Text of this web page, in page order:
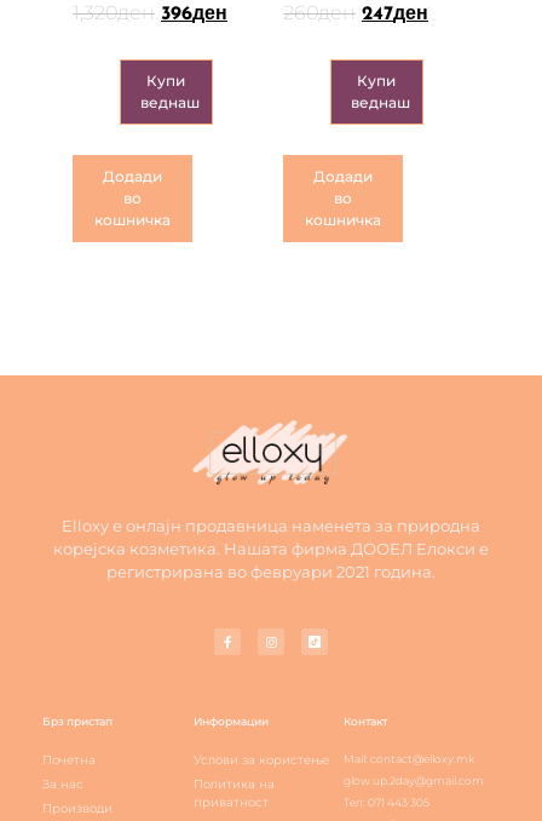
1,320ден 396ден
Купи
веднаш
Додади
во
кошничка
260ден 247ден
Купи
веднаш
Додади
во
кошничка
Elloxy е онлајн продавница наменета за природна
корејска козметика. Нашата фирма ДООЕЛ Елокси е
регистрирана во февруари 2021 година.
Брз пристап
Почетна
За нас
Производи
Информации
Услови за користење
Политика на
приватност
Контакт
Mail: contact@elloxy.mk
glow.up.2day@gmail.com
Тел: 071 443 305